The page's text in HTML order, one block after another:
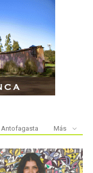
Antofagasta Más